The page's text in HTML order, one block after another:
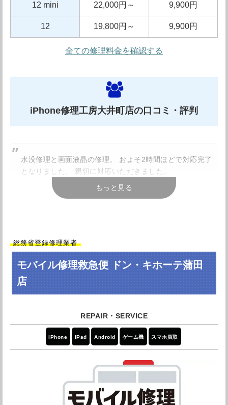
者に登録されているので安心して修理に出す事が出来ま
す。さらに修理後の保証期間は3カ月間となっており、修
さらに最近ではニンテンドースイッチやDSの修理も開始
したとのこと。お子様が扱うことが多いゲーム機は壊れる
ことも多いので、駅のそばに修理店があるのはとても助か
そのほか、強化ガラスフィルム貼り付けのキャンペーンや
学割、早割などお得なキャンペーンも随時開催中です。ス
タッフの方に確認してみてはいかがでしょうか。
ダイワンテレコム大森駅前店の店舗情報
アクセス
京浜東北線 大森駅西口より徒歩１
分
電話番号 03-6303-7746
10:00～20:00
年中無休
12 mini 22,000円～ 9,900円
12 19,800円～ 9,900円
全ての修理料金を確認する
iPhone修理工房大井町店の口コミ・評判
水没修理と画面液晶の修理。 およそ2時間ほどで対応完了
となりました。 親切に対応いただきました。
引用元： Googleレビュー
池交換をしてもらいました。1時間でできました。対応も
丁寧で満足です。フレームの開きがあったようでプラス
料金などもかかりましたが、お値段が少し高いので★１
つ減らしましたがとても良い対応でした。ありがとうご
ざいました。
リンゴループになってしまったiPhone Xを一か八かで託
に戻ってきました！こんな素晴らしいお店もっと早く知
れからはデータはバックアップを取るようにします！。
本当にありがとうございました
もっと見る
モバイル修理救急便 ドン・キホーテ蒲田
店
総務省登録修理業者
iPhone iPad Android ゲーム機 スマホ買取